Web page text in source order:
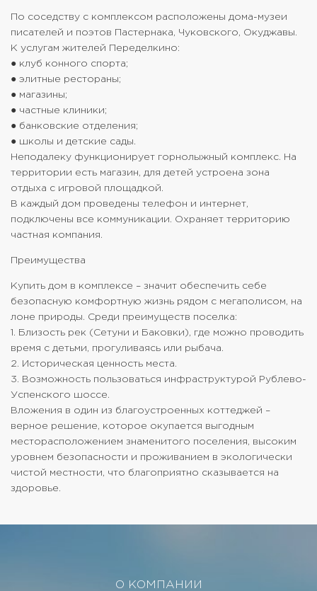
По соседству с комплексом расположены дома-музеи
писателей и поэтов Пастернака, Чуковского, Окуджавы.
К услугам жителей Переделкино:
● клуб конного спорта;
● элитные рестораны;
● магазины;
● частные клиники;
● банковские отделения;
● школы и детские сады.
Неподалеку функционирует горнолыжный комплекс. На
территории есть магазин, для детей устроена зона
отдыха с игровой площадкой.
В каждый дом проведены телефон и интернет,
подключены все коммуникации. Охраняет территорию
частная компания.
Преимущества
Купить дом в комплексе – значит обеспечить себе
безопасную комфортную жизнь рядом с мегаполисом, на
лоне природы. Среди преимуществ поселка:
1. Близость рек (Сетуни и Баковки), где можно проводить
время с детьми, прогуливаясь или рыбача.
2. Историческая ценность места.
3. Возможность пользоваться инфраструктурой Рублево-
Успенского шоссе.
Вложения в один из благоустроенных коттеджей –
верное решение, которое окупается выгодным
месторасположением знаменитого поселения, высоким
уровнем безопасности и проживанием в экологически
чистой местности, что благоприятно сказывается на
здоровье.
О КОМПАНИИ